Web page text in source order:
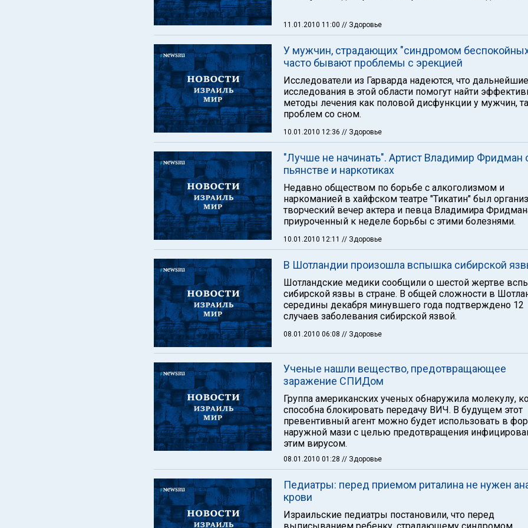
11.01.2010 11:00 // Здоровье
У мужчин, страдающих "синдромом беспокойных
часто бывают проблемы с эрекцией
Исследователи из Гарварда надеются, что дальнейшие
исследования в этой области помогут найти
методы лечения как половой дисфункции у мужчин,
проблем со сном.
10.01.2010 12:36 // Здоровье
"Лучше не начинать". Артист Владимир Фридман
пьянстве и наркотиках
Недавно обществом по борьбе с алкоголизмом и
наркоманией в хайфском театре "Тикатин" был
творческий вечер актера и певца Владимира
приуроченный к неделе борьбы с этими болезнями.
10.01.2010 12:11 // Здоровье
В Шотландии произошла вспышка сибирской
Шотландские медики сообщили о шестой жертве
сибирской язвы в стране. В общей сложности в
середины декабря минувшего года подтверждено 12
случаев заболевания сибирской язвой.
08.01.2010 06:08 // Здоровье
Ученые нашли вещество, предотвращающее
заражение СПИДом
Группа американских ученых обнаружила молекулу,
способна блокировать передачу ВИЧ. В будущем этот
превентивный агент можно будет использовать в
наружной мази с целью предотвращения
этим вирусом.
08.01.2010 01:28 // Здоровье
Педиатры: перед приемом риталина не нужен
крови
Израильские педиатры постановили, что перед